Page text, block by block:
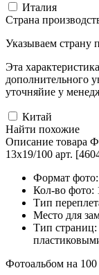
Италия
Страна
Указываем страну
Эта
дополнительного
уточняйие у
Китай
Найти похожие
Описание товара
13x19/100 арт.
Формат
Кол-во фото:
Тип
Место для
Тип страниц:
Фотоальбом на